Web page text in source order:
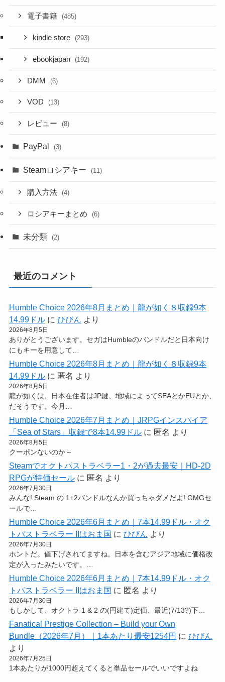
電子書籍 (485)
kindle store (293)
ebookjapan (192)
DMM (6)
VOD (13)
レビュー (8)
PayPal (3)
Steamロシアキー (11)
購入方法 (4)
ロシアキーまとめ (6)
未分類 (2)
最近のコメント
Humble Choice 2026年8月まとめ｜龍が如く８収録9本
14.99ドルに ひびん より
2026年8月5日
ありがとうございます。セガはHumbleのバンドルだと日本向け
にもキーを用意して…
Humble Choice 2026年8月まとめ｜龍が如く８収録9本
14.99ドルに 匿名 より
2026年8月5日
龍が如くは、日本在住者はJP鍵、地域によってSEAとかEUとか、
だそうです。今月…
Humble Choice 2026年7月まとめ｜JRPGインスパイア
「Sea of Stars」収録で8本14.99ドルに 匿名 より
2026年8月5日
クーポンないのか～
Steamでオクトパストラベラー1・2が過去最安｜HD-2D
RPGが特価セールに 匿名 より
2026年7月30日
みんな! Steam の 1+2バンドルなんか買っちゃダメだよ! GMGセ
ールで…
Humble Choice 2026年6月まとめ｜7本14.99ドル・オク
トパストラベラー IIはおま国 に ひびん より
2026年7月30日
ホントだ。値下げされてますね。日本を含むアジア地域に価格改
定が入ったみたいです。…
Humble Choice 2026年6月まとめ｜7本14.99ドル・オク
トパストラベラー IIはおま国 に 匿名 より
2026年7月30日
もしかして、オクトラ 1 & 2 の(円建て)定価、最近(7/13?)下…
Fanatical Prestige Collection – Build your Own
Bundle（2026年7月）｜1本あたり最安1254円 に ひびん
より
2026年7月25日
1本あたりが1000円超えてくると単品セールでいいですよね